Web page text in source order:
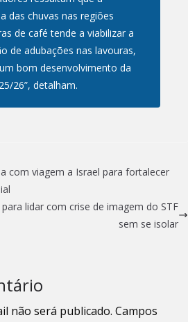
das chuvas nas regiões
de café tende a viabilizar a
de adubações nas lavouras,
bom desenvolvimento da
26”, detalham.
com viagem a Israel para fortalecer
lidar com crise de imagem do STF
sem se isolar
não será publicado. Campos